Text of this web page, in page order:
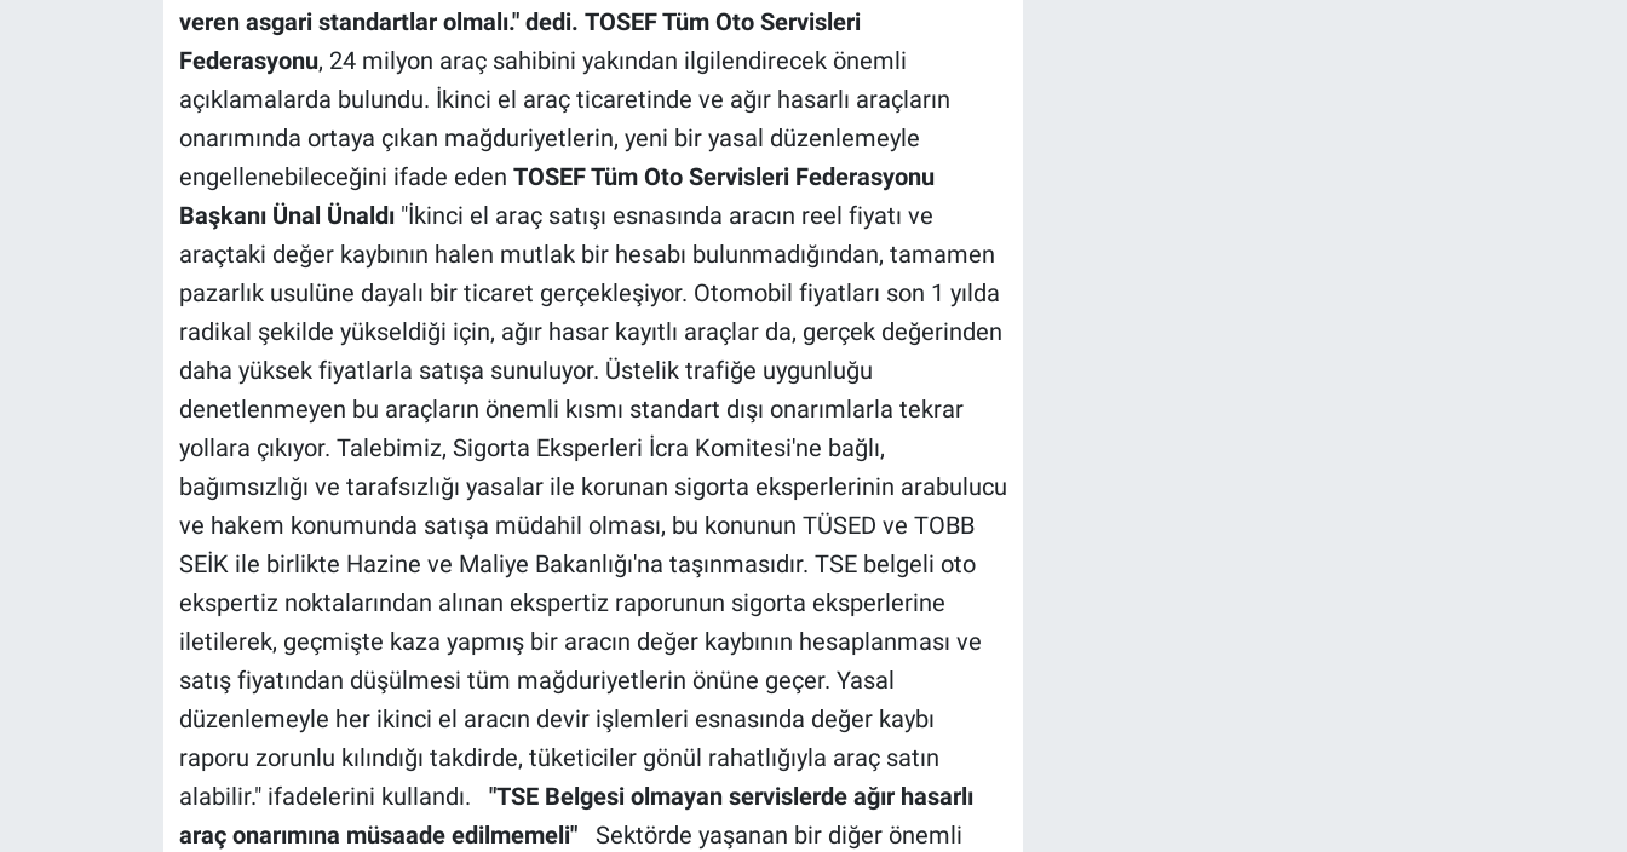
veren asgari standartlar olmalı." dedi. TOSEF Tüm Oto Servisleri
Federasyonu, 24 milyon araç sahibini yakından ilgilendirecek önemli
açıklamalarda bulundu. İkinci el araç ticaretinde ve ağır hasarlı araçların
onarımında ortaya çıkan mağduriyetlerin, yeni bir yasal düzenlemeyle
engellenebileceğini ifade eden TOSEF Tüm Oto Servisleri Federasyonu
Başkanı Ünal Ünaldı"İkinci el araç satışı esnasında aracın reel fiyatı ve
araçtaki değer kaybının halen mutlak bir hesabı bulunmadığından, tamamen
pazarlık usulüne dayalı bir ticaret gerçekleşiyor. Otomobil fiyatları son 1 yılda
radikal şekilde yükseldiği için, ağır hasar kayıtlı araçlar da, gerçek değerinden
daha yüksek fiyatlarla satışa sunuluyor. Üstelik trafiğe uygunluğu
denetlenmeyen bu araçların önemli kısmı standart dışı onarımlarla tekrar
yollara çıkıyor. Talebimiz, Sigorta Eksperleri İcra Komitesi'ne bağlı,
bağımsızlığı ve tarafsızlığı yasalar ile korunan sigorta eksperlerinin arabulucu
ve hakem konumunda satışa müdahil olması, bu konunun TÜSED ve TOBB
SEİK ile birlikte Hazine ve Maliye Bakanlığı'na taşınmasıdır. TSE belgeli oto
ekspertiz noktalarından alınan ekspertiz raporunun sigorta eksperlerine
iletilerek, geçmişte kaza yapmış bir aracın değer kaybının hesaplanması ve
satış fiyatından düşülmesi tüm mağduriyetlerin önüne geçer. Yasal
düzenlemeyle her ikinci el aracın devir işlemleri esnasında değer kaybı
raporu zorunlu kılındığı takdirde, tüketiciler gönül rahatlığıyla araç satın
alabilir." ifadelerini kullandı. "TSE Belgesi olmayan servislerde ağır hasarlı
araç onarımına müsaade edilmemeli"Sektörde yaşanan bir diğer önemli